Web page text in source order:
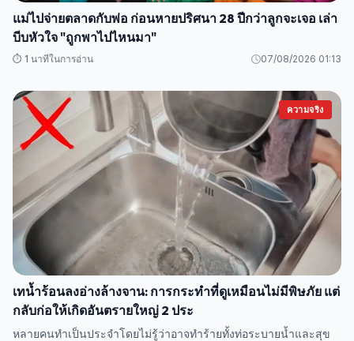
แม่ไปจ่ายตลาดกับพ่อ ก่อนหายปริศนา 28 ปีกว่าลูกจะเจอ เล่า
บีบหัวใจ "ถูกพาไปไหนมา"
⏱️ 1 นาทีในการอ่าน 07/08/2026 01:13
ความจริง
เทน้ำร้อนลงอ่างล้างจาน: การกระทำที่ดูเหมือนไม่มีพิษภัย แต่
กลับก่อให้เกิดอันตรายใหญ่ 2 ประ
หลายคนทำเป็นประจำโดยไม่รู้ว่าอาจทำร้ายทั้งท่อระบายน้ำและสุข